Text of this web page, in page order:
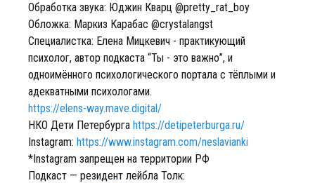
Обработка звука: Юджин Кварц @pretty_rat_boy
Обложка: Маркиз Карабас @crystalangst
Специалистка: Елена Мицкевич - практикующий
психолог, автор подкаста “Ты - это важно”, и
одноимённого психологического портала с тёплыми и
адекватными психологами.
https://elens-way.mave.digital/
НКО Дети Петербурга https://detipeterburga.ru/
Instagram: https://www.instagram.com/neslavianki
*Instagram запрещен на территории РФ
Подкаст — резидент лейбла Толк: